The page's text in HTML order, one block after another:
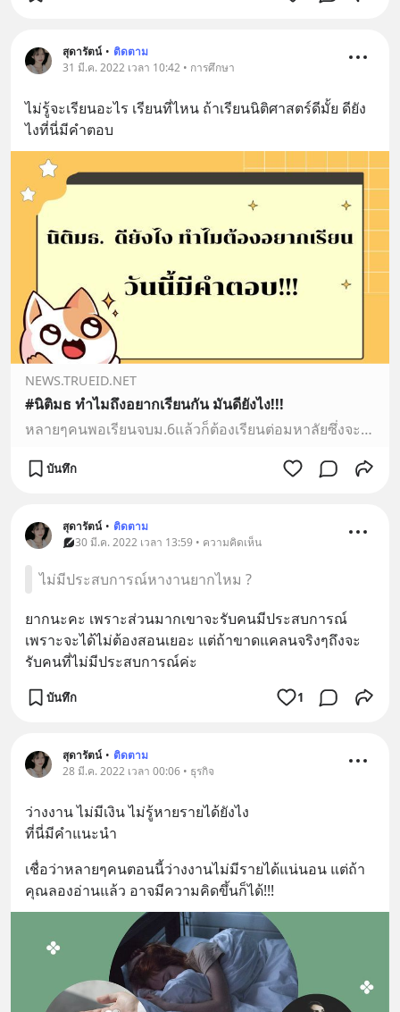
สุดารัตน์ • ติดตาม
31 มี.ค. 2022 เวลา 10:42 • การศึกษา
ไม่รู้จะเรียนอะไร เรียนที่ไหน ถ้าเรียนนิติศาสตร์ดีมั้ย ดียัง
ไงที่นี่มีคำตอบ
NEWS.TRUEID.NET
#นิติมธ ทำไมถึงอยากเรียนกัน มันดียังไง!!!
หลายๆคนพอเรียนจบม.6แล้วก็ต้องเรียนต่อมหาลัยซึ่งจะเป็นช่วงที่ต้องเลือกเรียนในแต่ละคณะสาขาในด้านที่ถนัดและชอบของตัวเองซึ่งจบไปจะได้มีงานทำในแนวของตัวเอง และมีอนาคตที่ดี
บันทึก
สุดารัตน์ • ติดตาม
30 มี.ค. 2022 เวลา 13:59 • ความคิดเห็น
ไม่มีประสบการณ์หางานยากไหม ?
ยากนะคะ เพราะส่วนมากเขาจะรับคนมีประสบการณ์
เพราะจะได้ไม่ต้องสอนเยอะ แต่ถ้าขาดแคลนจริงๆถึงจะ
รับคนที่ไม่มีประสบการณ์ค่ะ
บันทึก 1
สุดารัตน์ • ติดตาม
28 มี.ค. 2022 เวลา 00:06 • ธุรกิจ
ว่างงาน ไม่มีเงิน ไม่รู้หายรายได้ยังไง
ที่นี่มีคำแนะนำ
เชื่อว่าหลายๆคนตอนนี้ว่างงานไม่มีรายได้แน่นอน แต่ถ้า
คุณลองอ่านแล้ว อาจมีความคิดขึ้นก็ได้!!!